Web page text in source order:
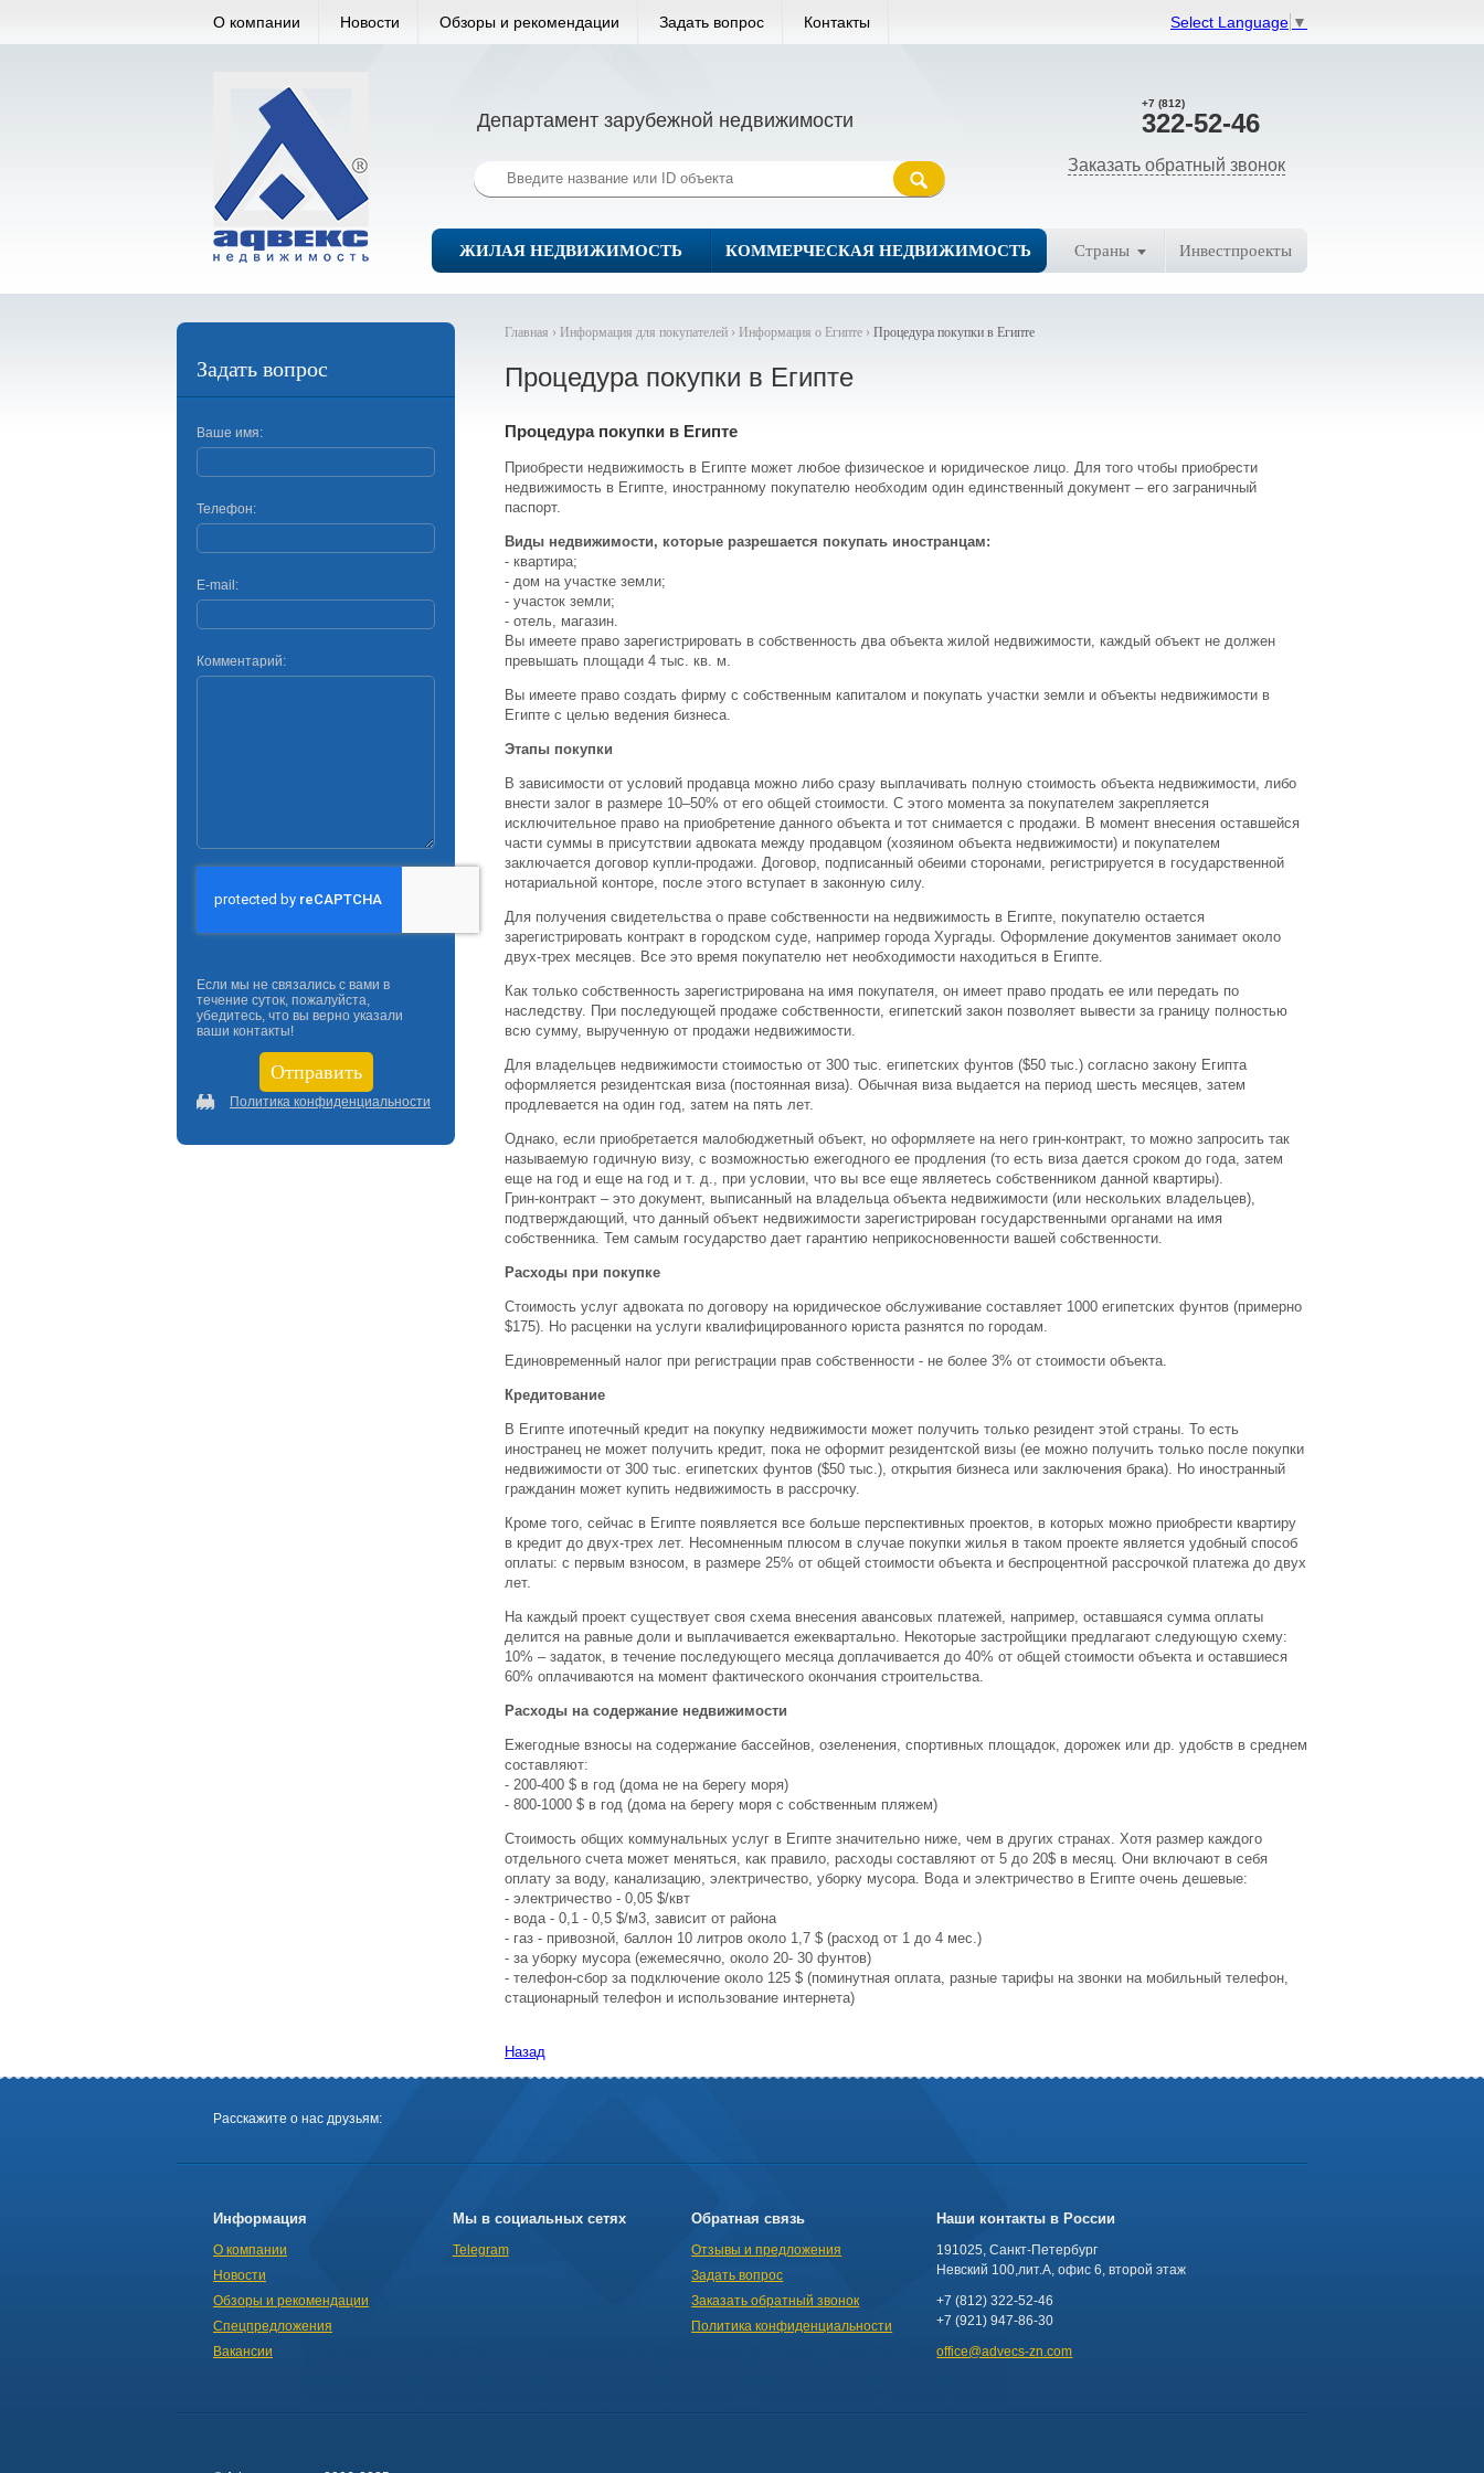
Select Language ▼
О компании Новости Обзоры и рекомендации Задать вопрос Контакты
+7 (812)
322-52-46
Заказать обратный звонок
Департамент зарубежной недвижимости
ЖИЛАЯ НЕДВИЖИМОСТЬ КОММЕРЧЕСКАЯ НЕДВИЖИМОСТЬ Страны Инвестпроекты
Главная › Информация для покупателей › Информация о Египте › Процедура покупки в Египте
Процедура покупки в Египте
Процедура покупки в Египте
Приобрести недвижимость в Египте может любое физическое и юридическое лицо. Для того чтобы приобрести
недвижимость в Египте, иностранному покупателю необходим один единственный документ – его заграничный
паспорт.
Виды недвижимости, которые разрешается покупать иностранцам:
- квартира;
- дом на участке земли;
- участок земли;
- отель, магазин.
Вы имеете право зарегистрировать в собственность два объекта жилой недвижимости, каждый объект не должен
превышать площади 4 тыс. кв. м.
Вы имеете право создать фирму с собственным капиталом и покупать участки земли и объекты недвижимости в
Египте с целью ведения бизнеса.
Этапы покупки
В зависимости от условий продавца можно либо сразу выплачивать полную стоимость объекта недвижимости, либо
внести залог в размере 10–50% от его общей стоимости. С этого момента за покупателем закрепляется
исключительное право на приобретение данного объекта и тот снимается с продажи. В момент внесения оставшейся
части суммы в присутствии адвоката между продавцом (хозяином объекта недвижимости) и покупателем
заключается договор купли-продажи. Договор, подписанный обеими сторонами, регистрируется в государственной
нотариальной конторе, после этого вступает в законную силу.
Для получения свидетельства о праве собственности на недвижимость в Египте, покупателю остается
зарегистрировать контракт в городском суде, например города Хургады. Оформление документов занимает около
двух-трех месяцев. Все это время покупателю нет необходимости находиться в Египте.
Как только собственность зарегистрирована на имя покупателя, он имеет право продать ее или передать по
наследству. При последующей продаже собственности, египетский закон позволяет вывести за границу полностью
всю сумму, вырученную от продажи недвижимости.
Для владельцев недвижимости стоимостью от 300 тыс. египетских фунтов ($50 тыс.) согласно закону Египта
оформляется резидентская виза (постоянная виза). Обычная виза выдается на период шесть месяцев, затем
продлевается на один год, затем на пять лет.
Однако, если приобретается малобюджетный объект, но оформляете на него грин-контракт, то можно запросить так
называемую годичную визу, с возможностью ежегодного ее продления (то есть виза дается сроком до года, затем
еще на год и еще на год и т. д., при условии, что вы все еще являетесь собственником данной квартиры).
Грин-контракт – это документ, выписанный на владельца объекта недвижимости (или нескольких владельцев),
подтверждающий, что данный объект недвижимости зарегистрирован государственными органами на имя
собственника. Тем самым государство дает гарантию неприкосновенности вашей собственности.
Расходы при покупке
Стоимость услуг адвоката по договору на юридическое обслуживание составляет 1000 египетских фунтов (примерно
$175). Но расценки на услуги квалифицированного юриста разнятся по городам.
Единовременный налог при регистрации прав собственности - не более 3% от стоимости объекта.
Кредитование
В Египте ипотечный кредит на покупку недвижимости может получить только резидент этой страны. То есть
иностранец не может получить кредит, пока не оформит резидентской визы (ее можно получить только после покупки
недвижимости от 300 тыс. египетских фунтов ($50 тыс.), открытия бизнеса или заключения брака). Но иностранный
гражданин может купить недвижимость в рассрочку.
Кроме того, сейчас в Египте появляется все больше перспективных проектов, в которых можно приобрести квартиру
в кредит до двух-трех лет. Несомненным плюсом в случае покупки жилья в таком проекте является удобный способ
оплаты: с первым взносом, в размере 25% от общей стоимости объекта и беспроцентной рассрочкой платежа до двух
лет.
На каждый проект существует своя схема внесения авансовых платежей, например, оставшаяся сумма оплаты
делится на равные доли и выплачивается ежеквартально. Некоторые застройщики предлагают следующую схему:
10% – задаток, в течение последующего месяца доплачивается до 40% от общей стоимости объекта и оставшиеся
60% оплачиваются на момент фактического окончания строительства.
Расходы на содержание недвижимости
Ежегодные взносы на содержание бассейнов, озеленения, спортивных площадок, дорожек или др. удобств в среднем
составляют:
- 200-400 $ в год (дома не на берегу моря)
- 800-1000 $ в год (дома на берегу моря с собственным пляжем)
Стоимость общих коммунальных услуг в Египте значительно ниже, чем в других странах. Хотя размер каждого
отдельного счета может меняться, как правило, расходы составляют от 5 до 20$ в месяц. Они включают в себя
оплату за воду, канализацию, электричество, уборку мусора. Вода и электричество в Египте очень дешевые:
- электричество - 0,05 $/квт
- вода - 0,1 - 0,5 $/м3, зависит от района
- газ - привозной, баллон 10 литров около 1,7 $ (расход от 1 до 4 мес.)
- за уборку мусора (ежемесячно, около 20- 30 фунтов)
- телефон-сбор за подключение около 125 $ (поминутная оплата, разные тарифы на звонки на мобильный телефон,
стационарный телефон и использование интернета)
Назад
Задать вопрос
Ваше имя:
Телефон:
E-mail:
Комментарий:
Если мы не связались с вами в
течение суток, пожалуйста,
убедитесь, что вы верно указали
ваши контакты!
Политика конфиденциальности
Расскажите о нас друзьям:
Информация
О компании
Новости
Обзоры и рекомендации
Спецпредложения
Вакансии
Мы в социальных сетях
Telegram
Обратная связь
Отзывы и предложения
Задать вопрос
Заказать обратный звонок
Политика конфиденциальности
Наши контакты в России
191025, Санкт-Петербург
Невский 100,лит.А, офис 6, второй этаж
+7 (812) 322-52-46
+7 (921) 947-86-30
office@advecs-zn.com